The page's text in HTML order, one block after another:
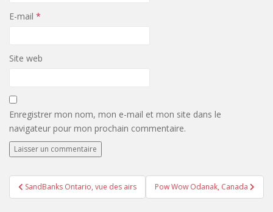
E-mail *
Site web
Enregistrer mon nom, mon e-mail et mon site dans le
navigateur pour mon prochain commentaire.
Navigation
de
SandBanks Ontario, vue des airs Pow Wow Odanak, Canada